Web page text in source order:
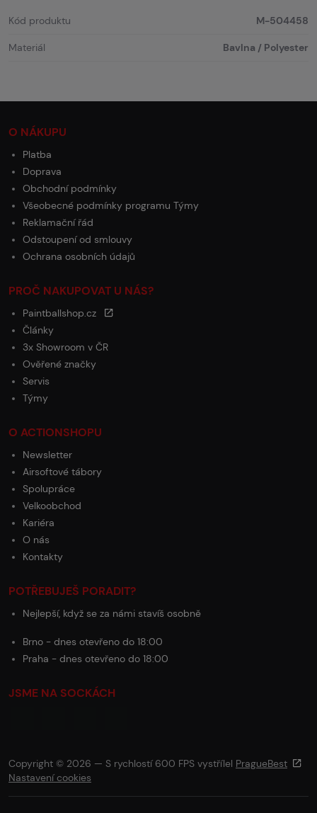
Kód produktu M-504458
Materiál Bavlna / Polyester
O NÁKUPU
Platba
Doprava
Obchodní podmínky
Všeobecné podmínky programu Týmy
Reklamační řád
Odstoupení od smlouvy
Ochrana osobních údajů
PROČ NAKUPOVAT U NÁS?
Paintballshop.cz
Články
3x Showroom v ČR
Ověřené značky
Servis
Týmy
O ACTIONSHOPU
Newsletter
Airsoftové tábory
Spolupráce
Velkoobchod
Kariéra
O nás
Kontakty
POTŘEBUJEŠ PORADIT?
Nejlepší, když se za námi stavíš osobně
Brno - dnes otevřeno do 18:00
Praha - dnes otevřeno do 18:00
JSME NA SOCKÁCH
Copyright © 2026 — S rychlostí 600 FPS vystřílel PragueBest
Nastavení cookies